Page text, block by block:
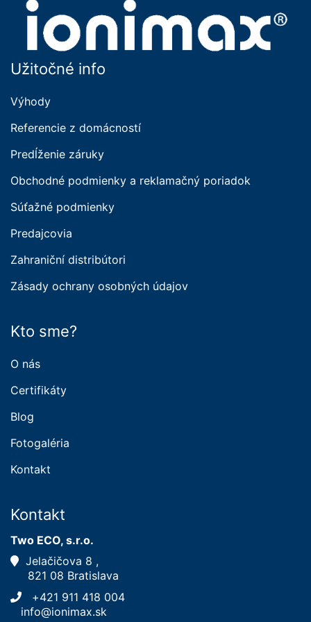
Užitočné info
Výhody
Referencie z domácností
Predĺženie záruky
Obchodné podmienky a reklamačný poriadok
Súťažné podmienky
Predajcovia
Zahraniční distribútori
Zásady ochrany osobných údajov
Kto sme?
O nás
Certifikáty
Blog
Fotogaléria
Kontakt
Kontakt
Two ECO, s.r.o.
Jelačičova 8 ,
821 08 Bratislava
+421 911 418 004
info@ionimax.sk